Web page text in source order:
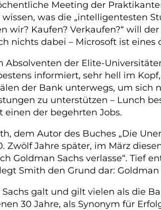
Meeting der
was die „intelligentesten
wir? Kaufen? Verkaufen?“ will
nichts dabei – Microsoft ist
Absolventen der Elite-
informiert, sehr hell im
der Bank unterwegs, um
zu unterstützen – Lunch
einen der begehrten Jobs.
dem Autor des Buches „Die
Zwölf Jahre später, im März
Goldman Sachs verlasse“. Tief
Smith den Grund dar:
galt und gilt vielen als die
30 Jahre, als Synonym für